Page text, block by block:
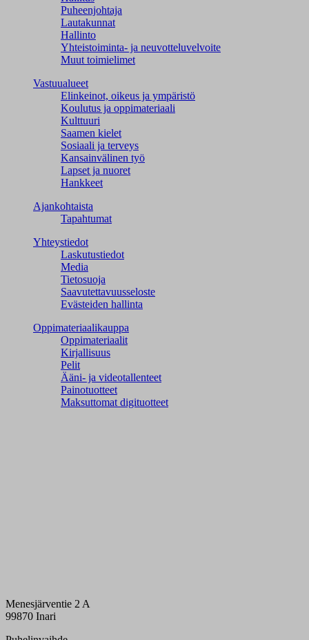
Puheenjohtaja
Lautakunnat
Hallinto
Yhteistoiminta- ja neuvotteluvelvoite
Muut toimielimet
Vastuualueet
Elinkeinot, oikeus ja ympäristö
Koulutus ja oppimateriaali
Kulttuuri
Saamen kielet
Sosiaali ja terveys
Kansainvälinen työ
Lapset ja nuoret
Hankkeet
Ajankohtaista
Tapahtumat
Yhteystiedot
Laskutustiedot
Media
Tietosuoja
Saavutettavuusseloste
Evästeiden hallinta
Oppimateriaalikauppa
Oppimateriaalit
Kirjallisuus
Pelit
Ääni- ja videotallenteet
Painotuotteet
Maksuttomat digituotteet
Menesjärventie 2 A
99870 Inari